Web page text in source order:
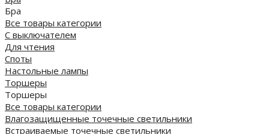
Бра
Все товары категории
С выключателем
Для чтения
Споты
Настольные лампы
Торшеры
Торшеры
Все товары категории
Влагозащищенные точечные светильники
Встраиваемые точечные светильники